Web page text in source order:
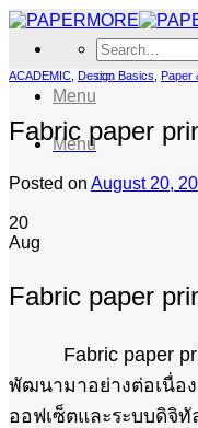
Skip
content
Search
for:
Menu
Menu
ACADEMIC Design Basics Paper
Fabric paper
Posted on August 20,
20
Aug
Fabric paper
Fabric paper
พัฒนามาอย่างต่อเนื่อ
ออฟเซ็ตและระบบดิจิทั